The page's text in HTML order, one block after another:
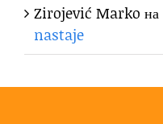
Zirojević Marko на
nastaje